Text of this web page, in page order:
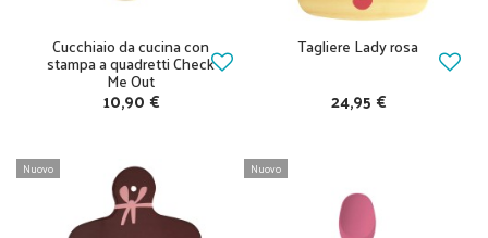
Cucchiaio da cucina con
stampa a quadretti Check
Me Out
10,90 €
Tagliere Lady rosa
24,95 €
Nuovo Nuovo